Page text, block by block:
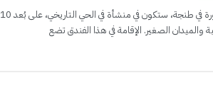
عندما تقيم في فندق المعمورة في طنجة، ستكون في منشأة في الحي التاريخي، على بُعد 10
الإقامة في هذا الفندق تضع